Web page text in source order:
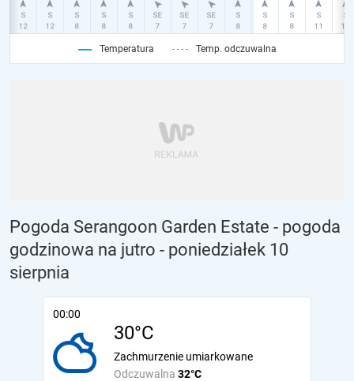
Temperatura Temp. odczuwalna
Pogoda Serangoon Garden Estate - pogoda
godzinowa na jutro - poniedziałek 10
sierpnia
00:00
30°C
Odczuwalna 32°C
Zachmurzenie umiarkowane